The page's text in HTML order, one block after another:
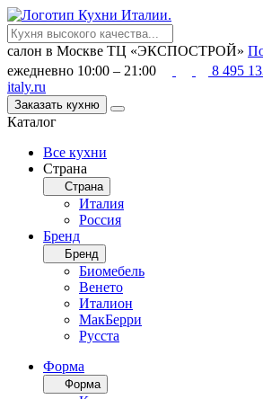
салон в Москве ТЦ «ЭКСПОСТРОЙ»
ежедневно 10:00 – 21:00
8 495
italy.ru
Заказать кухню
Каталог
Все кухни
Страна
Страна
Италия
Россия
Бренд
Бренд
Биомебель
Венето
Италион
МакБерри
Русста
Форма
Форма